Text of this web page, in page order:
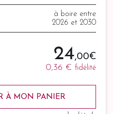
à boire entre
2026 et 2030
24,00 €
0,36 € fidélité
À MON PANIER